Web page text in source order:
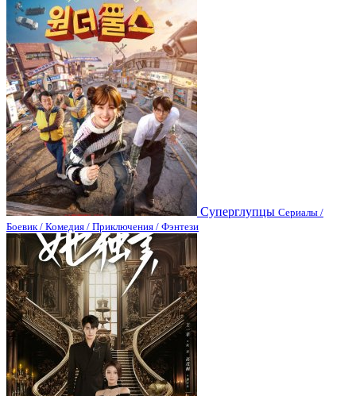
Суперглупцы Сериалы /
Боевик / Комедия / Приключения / Фэнтези